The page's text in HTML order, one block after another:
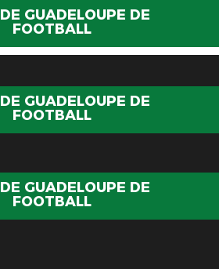
GUADELOUPE DE
FOOTBALL